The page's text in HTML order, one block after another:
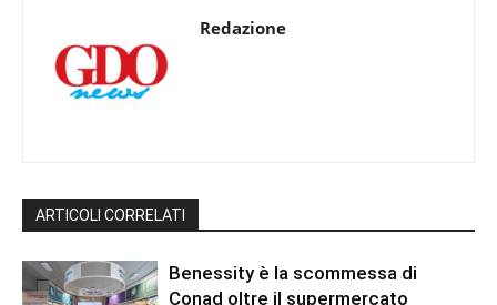
Redazione
ARTICOLI CORRELATI
Benessity è la scommessa di
Conad oltre il supermercato